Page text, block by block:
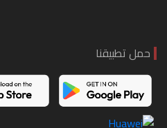
حمل تطبيقنا